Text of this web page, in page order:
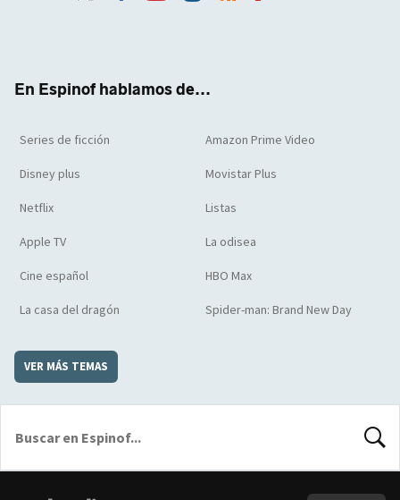
En Espinof hablamos de...
Series de ficción Amazon Prime Video
Disney plus Movistar Plus
Netflix Listas
Apple TV La odisea
Cine español HBO Max
La casa del dragón Spider-man: Brand New Day
VER MÁS TEMAS